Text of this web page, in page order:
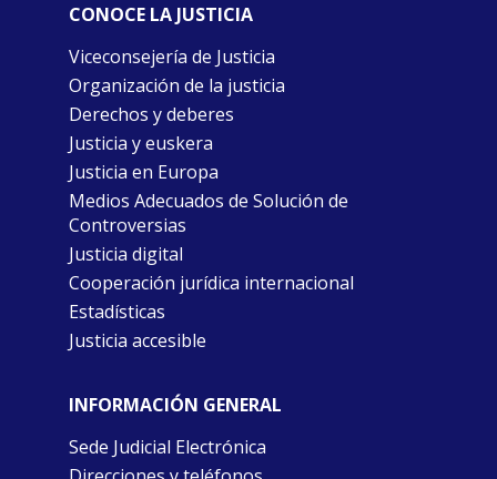
CONOCE LA JUSTICIA
Viceconsejería de Justicia
Organización de la justicia
Derechos y deberes
Justicia y euskera
Justicia en Europa
Medios Adecuados de Solución de
Controversias
Justicia digital
Cooperación jurídica internacional
Estadísticas
Justicia accesible
INFORMACIÓN GENERAL
Sede Judicial Electrónica